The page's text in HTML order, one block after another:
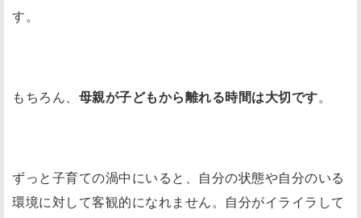
す。
もちろん、 母親が子どもから離れる時間は大切です。
ずっと子育ての渦中にいると、自分の状態や自分のいる
環境に対して客観的になれません。自分がイライラして